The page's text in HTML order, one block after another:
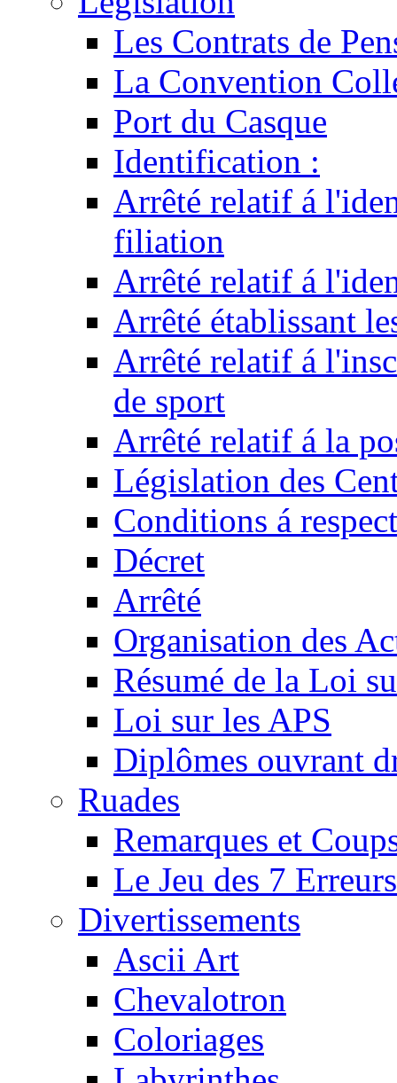
Les Contrats de
La Convention
Port du Casque
Identification :
Arrêté relatif á
filiation
Arrêté relatif á
Arrêté établissant
Arrêté relatif á
de sport
Arrêté relatif á la
Législation des
Conditions á
Décret
Arrêté
Organisation des
Résumé de la Loi
Loi sur les APS
Diplômes ouvrant
Ruades
Remarques et
Le Jeu des 7 Erreurs
Divertissements
Ascii Art
Chevalotron
Coloriages